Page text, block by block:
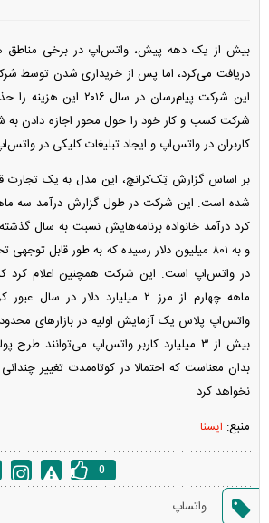
بیش از یک دهه پیش، واتس‌اپ در برخی مناطق
دریافت می‌کرد، اما پس از خریداری شدن توسط
این شرکت پیام‌رسان در سال
شرکت کسب و کار خود را حول محور اجازه دادن به
کاربران در واتس‌اپ و ایجاد تبلیغات کلیکی در
بر اساس گزارش تِک‌کرانچ، این مدل به یک تجارت
و به ۸۰۱ میلیون دلار رسیده که به طور قابل
در واتس‌اپ است. این شرکت همچنین اعلام کرد
ماهه چهارم از مرز ۲ میلیارد دلار
واتس‌اپ پلاس یک آزمایش اولیه در بازار‌های
بیش از ۳ میلیارد کاربر واتس‌اپ می‌توانند
بدان معناست که احتمالا در کوتاه‌مدت تغییر چندانی
نخواهد کرد.
منبع: ایسنا
0
واتساپ